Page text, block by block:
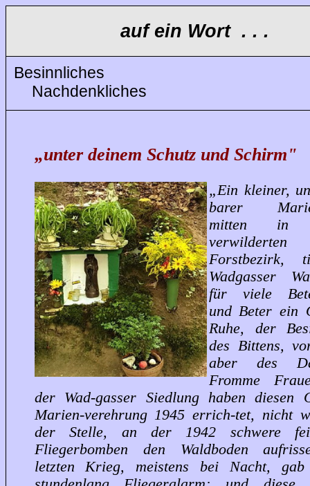
auf ein Wort . . .
Besinnliches
Nachdenkliches
„unter deinem Schutz und Schirm"
„Ein kleiner,
barer
mitten in
verwilderten
Forstbezirk,
Wadgasser
für viele
und Beter ein
Ruhe, der
des Bittens,
aber des
Fromme
der Wad-gasser Siedlung haben diesen
Marien-verehrung 1945 errich-tet, nicht
der Stelle, an der 1942 schwere
Fliegerbomben den Waldboden
letzten Krieg, meistens bei Nacht,